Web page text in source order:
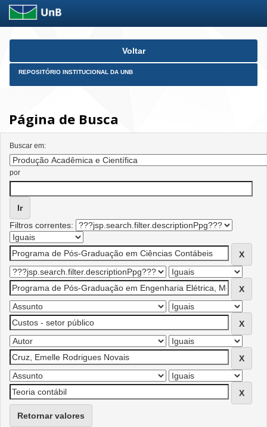
Skip
Voltar
REPOSITÓRIO INSTITUCIONAL DA UNB
Página de Busca
Buscar em:
por
Filtros correntes:
Retornar valores